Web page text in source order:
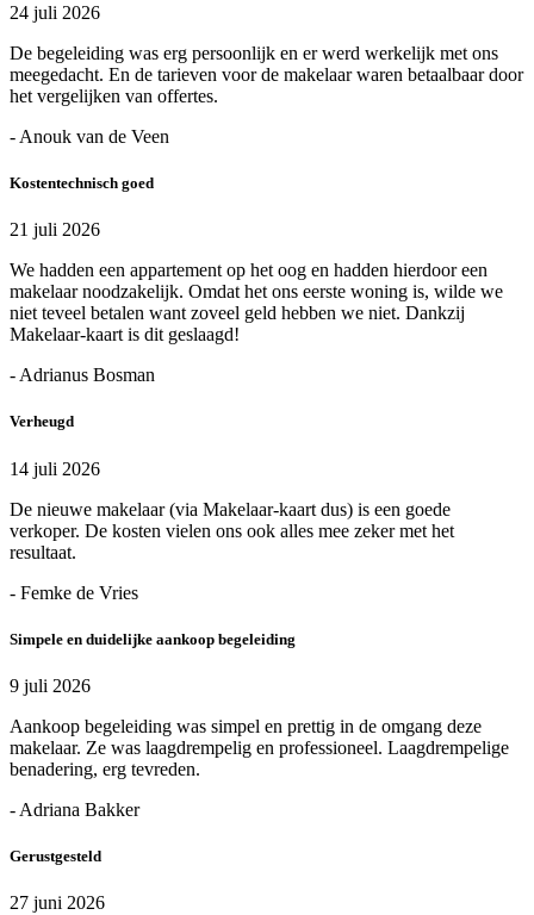
24 juli 2026
De begeleiding was erg persoonlijk en er werd werkelijk met ons
meegedacht. En de tarieven voor de makelaar waren betaalbaar door
het vergelijken van offertes.
- Anouk van de Veen
Kostentechnisch goed
21 juli 2026
We hadden een appartement op het oog en hadden hierdoor een
makelaar noodzakelijk. Omdat het ons eerste woning is, wilde we
niet teveel betalen want zoveel geld hebben we niet. Dankzij
Makelaar-kaart is dit geslaagd!
- Adrianus Bosman
Verheugd
14 juli 2026
De nieuwe makelaar (via Makelaar-kaart dus) is een goede
verkoper. De kosten vielen ons ook alles mee zeker met het
resultaat.
- Femke de Vries
Simpele en duidelijke aankoop begeleiding
9 juli 2026
Aankoop begeleiding was simpel en prettig in de omgang deze
makelaar. Ze was laagdrempelig en professioneel. Laagdrempelige
benadering, erg tevreden.
- Adriana Bakker
Gerustgesteld
27 juni 2026